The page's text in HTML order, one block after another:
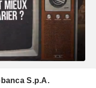
S.p.A.